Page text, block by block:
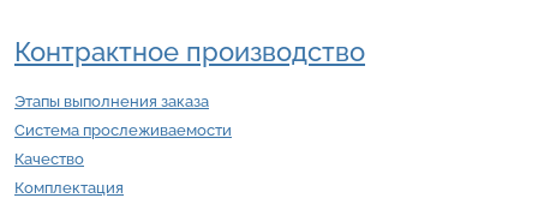
Контрактное производство
Этапы выполнения заказа
Система прослеживаемости
Качество
Комплектация